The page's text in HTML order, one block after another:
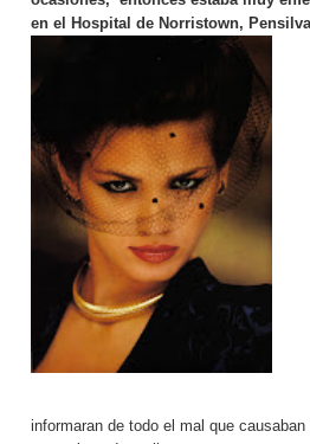
en el Hospital de Norristown,
informaran de todo el mal que